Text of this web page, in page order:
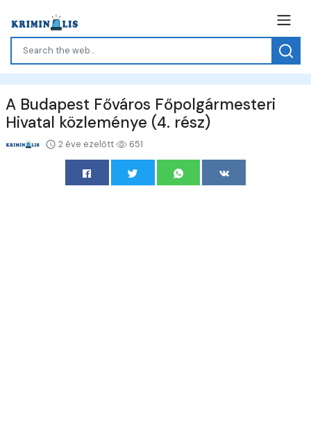
A Budapest Főváros Főpolgármesteri
Hivatal közleménye (4. rész)
2 éve ezelőtt 651